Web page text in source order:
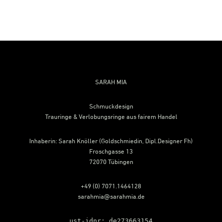
SARAH MIA
Schmuckdesign
Trauringe & Verlobungsringe aus fairem Handel
Inhaberin: Sarah Knöller (Goldschmiedin, Dipl.Designer Fh)
Froschgasse 13
72070 Tübingen
+49 (0) 7071.1464128
sarahmia@sarahmia.de